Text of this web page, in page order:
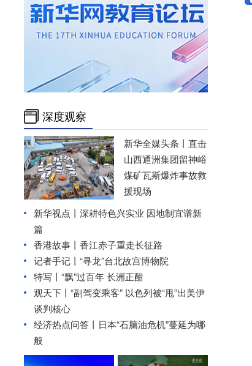
深度观察
新华全媒头条丨 直击
山西通洲集团留神峪
煤矿瓦斯爆炸事故救
援现场
新华视点丨 深耕特色兴实业 因地制宜谱新
篇
香港故事丨香江赤子重走长征路
记者手记丨“寻龙”台北故宫博物院
特写丨“飘”过百年 长洲正酣
观天下丨“副驾变乘客” 以色列被“甩”出美伊
谈判核心
经济热点问答丨日本“石脑油危机”蔓延为哪
般